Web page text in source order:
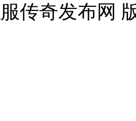
传奇发布网